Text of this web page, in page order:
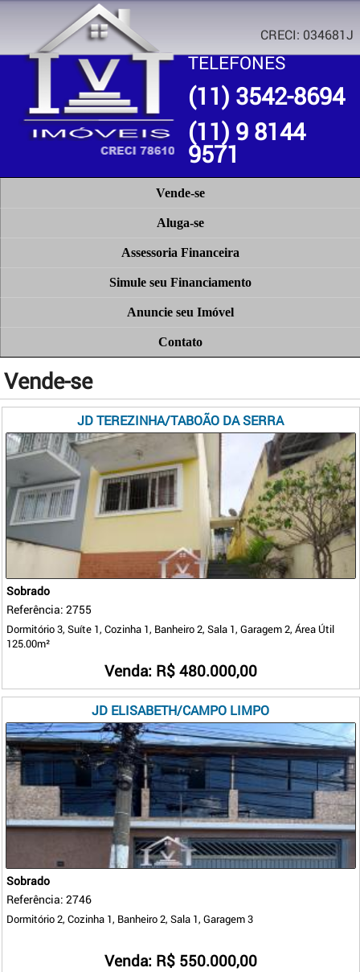
CRECI: 034681J
TELEFONES
(11) 3542-8694
(11) 9 8144
9571
Vende-se
Aluga-se
Assessoria Financeira
Simule seu Financiamento
Anuncie seu Imóvel
Contato
Vende-se
JD TEREZINHA/TABOÃO DA SERRA
Sobrado
Referência: 2755
Dormitório 3, Suíte 1, Cozinha 1, Banheiro 2, Sala 1, Garagem 2, Área Útil
125.00m²
Venda: R$ 480.000,00
JD ELISABETH/CAMPO LIMPO
Sobrado
Referência: 2746
Dormitório 2, Cozinha 1, Banheiro 2, Sala 1, Garagem 3
Venda: R$ 550.000,00